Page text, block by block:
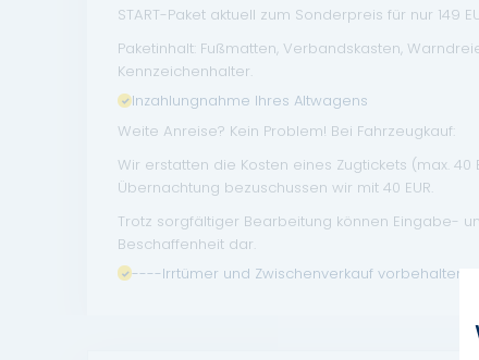
START-Paket aktuell zum Sonderpreis für nur 149
Paketinhalt: Fußmatten, Verbandskasten,
Kennzeichenhalter.
Inzahlungnahme Ihres Altwagens
Weite Anreise? Kein Problem! Bei Fahrzeugkauf:
Wir erstatten die Kosten eines Zugtickets (max.
Übernachtung bezuschussen wir mit 40 EUR.
Trotz sorgfältiger Bearbeitung können Eingabe-
Beschaffenheit dar.
----Irrtümer und Zwischenverkauf vorbehalten.